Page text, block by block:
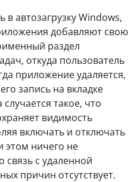
в автозагрузку Windows,
добавляют свою
раздел
откуда пользователь
приложение удаляется,
запись на вкладке
случается такое, что
видимость
включать и отключать
этом ничего не
связь с удаленной
причин отсутствует.